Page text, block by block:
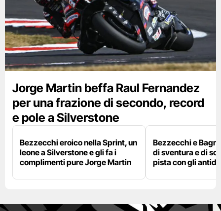
Jorge Martin beffa Raul Fernandez
per una frazione di secondo, record
e pole a Silverstone
Bezzecchi eroico nella Sprint, un
leone a Silverstone e gli fa i
complimenti pure Jorge Martin
Bezzecchi e
di sventura e di
pista con gli